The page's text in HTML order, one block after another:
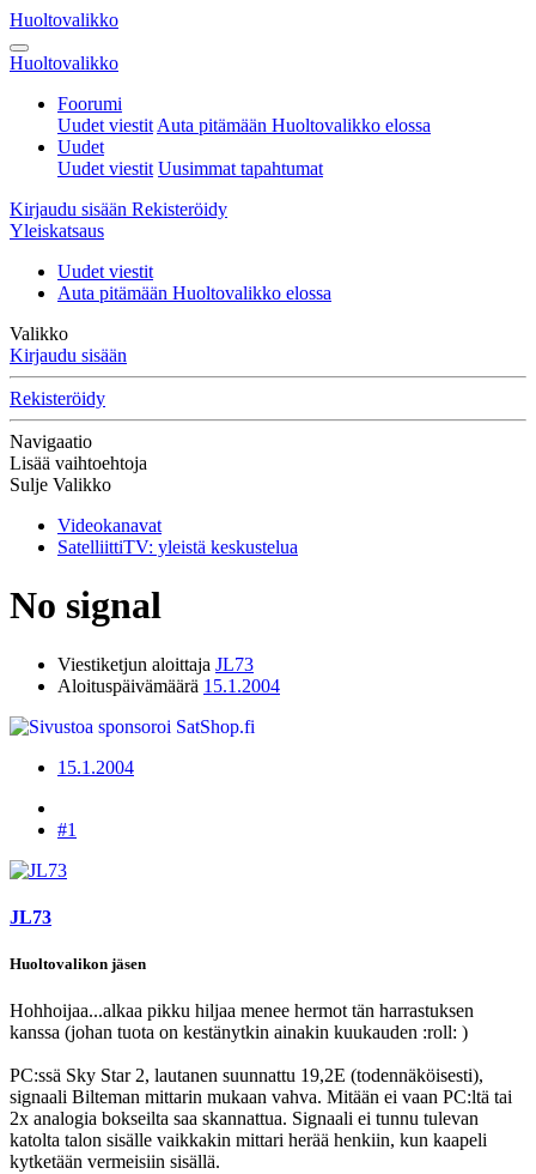
Huoltovalikko
Huoltovalikko
Foorumi
Uudet viestit Auta pitämään Huoltovalikko elossa
Uudet
Uudet viestit Uusimmat tapahtumat
Kirjaudu sisään Rekisteröidy
Yleiskatsaus
Uudet viestit
Auta pitämään Huoltovalikko elossa
Valikko
Kirjaudu sisään
Rekisteröidy
Navigaatio
Lisää vaihtoehtoja
Sulje Valikko
Videokanavat
SatelliittiTV: yleistä keskustelua
No signal
Viestiketjun aloittaja JL73
Aloituspäivämäärä 15.1.2004
15.1.2004
#1
JL73
Huoltovalikon jäsen
Hohhoijaa...alkaa pikku hiljaa menee hermot tän harrastuksen
kanssa (johan tuota on kestänytkin ainakin kuukauden :roll: )
PC:ssä Sky Star 2, lautanen suunnattu 19,2E (todennäköisesti),
signaali Bilteman mittarin mukaan vahva. Mitään ei vaan PC:ltä tai
2x analogia bokseilta saa skannattua. Signaali ei tunnu tulevan
katolta talon sisälle vaikkakin mittari herää henkiin, kun kaapeli
kytketään vermeisiin sisällä.